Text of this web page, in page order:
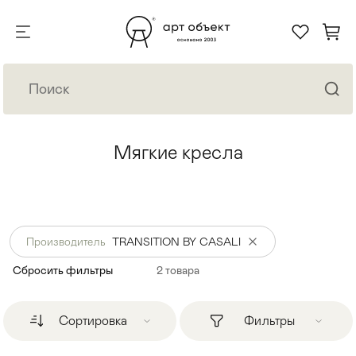
Мягкие кресла
Производитель TRANSITION BY CASALI
Сбросить фильтры
2товара
Сортировка Фильтры